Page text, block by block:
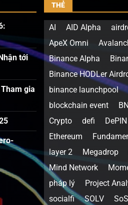
tới
gia
THẺ
AI AID Alpha
ApeX Omni
Binance Alpha
Binance HODLer
binance launchpool
blockchain event
Crypto
defi DePIN
Ethereum
layer 2
Megadrop
Mind Network
pháp lý
Project
socialfi
SOLV